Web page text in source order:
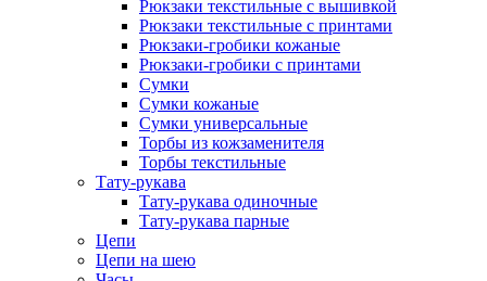
Рюкзаки текстильные с вышивкой
Рюкзаки текстильные с принтами
Рюкзаки-гробики кожаные
Рюкзаки-гробики с принтами
Сумки
Сумки кожаные
Сумки универсальные
Торбы из кожзаменителя
Торбы текстильные
Тату-рукава
Тату-рукава одиночные
Тату-рукава парные
Цепи
Цепи на шею